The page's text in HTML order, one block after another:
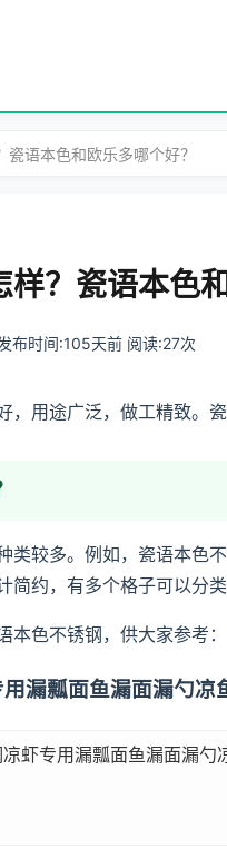
语本色和欧乐多哪个好？
？瓷语本色
时间:105天前 阅读:27次
，用途广泛，做工精致。
类较多。例如，瓷语本色
约，有多个格子可以分类
色不锈钢，供大家参考：
漏瓢面鱼漏面漏勺
虾专用漏瓢面鱼漏面漏勺